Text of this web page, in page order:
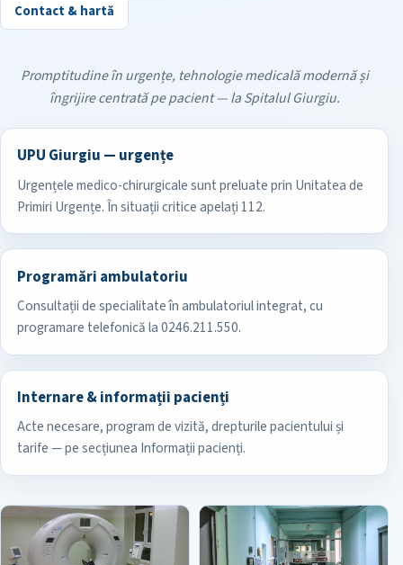
Contact & hartă
Promptitudine în urgențe, tehnologie medicală modernă și
îngrijire centrată pe pacient — la Spitalul Giurgiu.
UPU Giurgiu — urgențe
Urgențele medico-chirurgicale sunt preluate prin Unitatea de
Primiri Urgențe. În situații critice apelați 112.
Programări ambulatoriu
Consultații de specialitate în ambulatoriul integrat, cu
programare telefonică la 0246.211.550.
Internare & informații pacienți
Acte necesare, program de vizită, drepturile pacientului și
tarife — pe secțiunea Informații pacienți.